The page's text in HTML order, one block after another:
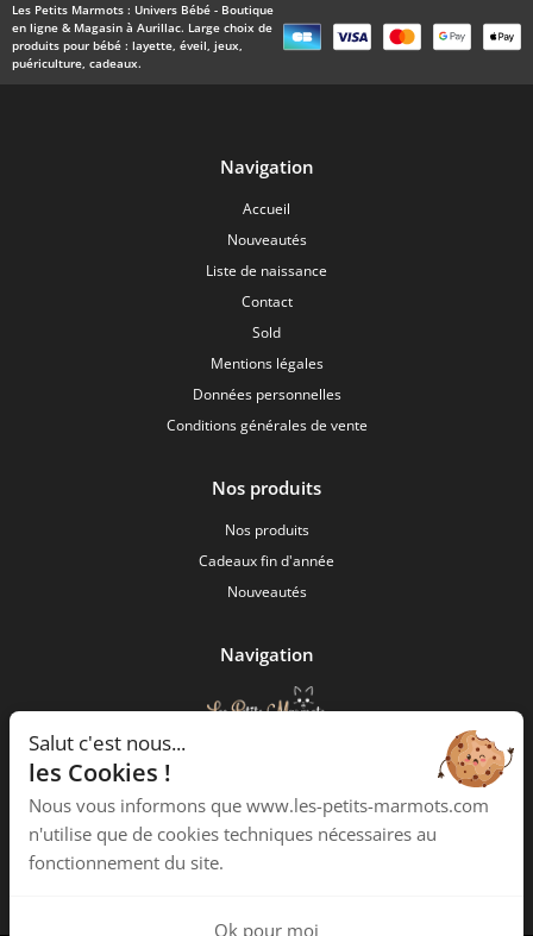
Les Petits Marmots : Univers Bébé - Boutique
en ligne & Magasin à Aurillac. Large choix de
produits pour bébé : layette, éveil, jeux,
puériculture, cadeaux.
Navigation
Accueil
Nouveautés
Liste de naissance
Contact
Sold
Mentions légales
Données personnelles
Conditions générales de vente
Nos produits
Nos produits
Cadeaux fin d'année
Nouveautés
Navigation
15000 Aurillac
Téléphone :
Salut c'est nous...
les Cookies !
Nous vous informons que www.les-petits-marmots.com
n'utilise que de cookies techniques nécessaires au
fonctionnement du site.
Ok pour moi